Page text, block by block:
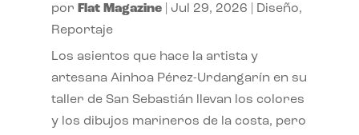
por Flat Magazine| Jul 29, 2026 Diseño,
Reportaje
Los asientos que hace la artista y
artesana Ainhoa Pérez-Urdangarín en su
taller de San Sebastián llevan los colores
y los dibujos marineros de la costa, pero